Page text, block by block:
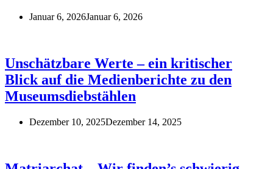
Januar 6, 2026Januar 6, 2026
Unschätzbare Werte – ein kritischer
Blick auf die Medienberichte zu den
Museumsdiebstählen
Dezember 10, 2025Dezember 14, 2025